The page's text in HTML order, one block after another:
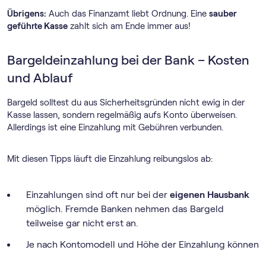
Übrigens: Auch das Finanzamt liebt Ordnung. Eine sauber
geführte Kasse zahlt sich am Ende immer aus!
Bargeldeinzahlung bei der Bank – Kosten
und Ablauf
Bargeld solltest du aus Sicherheitsgründen nicht ewig in der
Kasse lassen, sondern regelmäßig aufs Konto überweisen.
Allerdings ist eine Einzahlung mit Gebühren verbunden.
Mit diesen Tipps läuft die Einzahlung reibungslos ab:
Einzahlungen sind oft nur bei der eigenen Hausbank
möglich. Fremde Banken nehmen das Bargeld
teilweise gar nicht erst an.
Je nach Kontomodell und Höhe der Einzahlung können